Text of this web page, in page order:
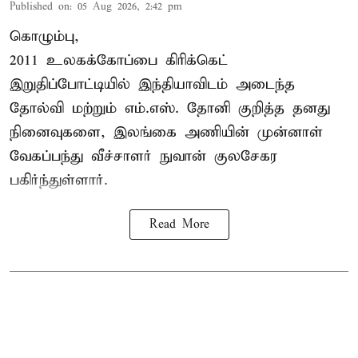
Published on: 05 Aug 2026, 2:42 pm
கொழும்பு,
2011 உலகக்கோப்பை கிரிக்கெட்
இறுதிப்போட்டியில் இந்தியாவிடம் அடைந்த
தோல்வி மற்றும் எம்.எஸ். தோனி குறித்த தனது
நினைவுகளை, இலங்கை அணியின் முன்னாள்
வேகப்பந்து வீச்சாளர் நுவான் குலசேகர
பகிர்ந்துள்ளார்.
Read More